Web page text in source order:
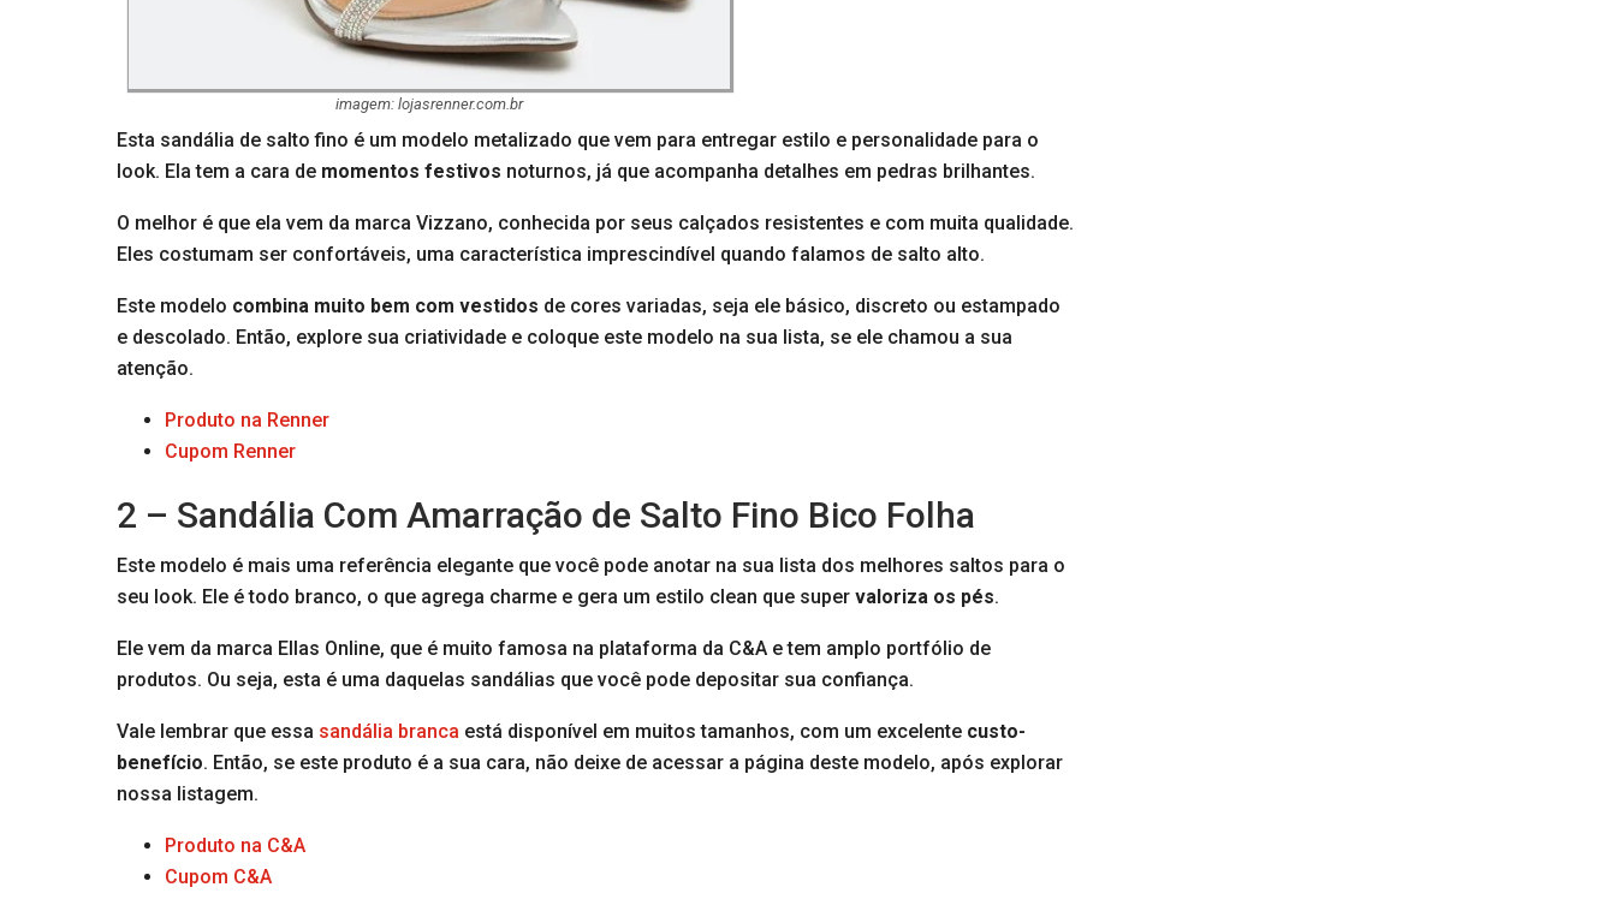
imagem: lojasrenner.com.br
Esta sandália de salto fino é um modelo metalizado que vem para entregar estilo e personalidade para o
look. Ela tem a cara de momentos festivos noturnos, já que acompanha detalhes em pedras brilhantes.
O melhor é que ela vem da marca Vizzano, conhecida por seus calçados resistentes e com muita qualidade.
Eles costumam ser confortáveis, uma característica imprescindível quando falamos de salto alto.
Este modelo combina muito bem com vestidos de cores variadas, seja ele básico, discreto ou estampado
e descolado. Então, explore sua criatividade e coloque este modelo na sua lista, se ele chamou a sua
atenção.
Produto na Renner
Cupom Renner
2 – Sandália Com Amarração de Salto Fino Bico Folha
Este modelo é mais uma referência elegante que você pode anotar na sua lista dos melhores saltos para o
seu look. Ele é todo branco, o que agrega charme e gera um estilo clean que super valoriza os pés.
Ele vem da marca Ellas Online, que é muito famosa na plataforma da C&A e tem amplo portfólio de
produtos. Ou seja, esta é uma daquelas sandálias que você pode depositar sua confiança.
Vale lembrar que essa sandália branca está disponível em muitos tamanhos, com um excelente custo-
benefício. Então, se este produto é a sua cara, não deixe de acessar a página deste modelo, após explorar
nossa listagem.
Produto na C&A
Cupom C&A